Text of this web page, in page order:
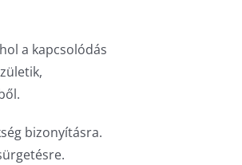
a kapcsolódás
bizonyításra.